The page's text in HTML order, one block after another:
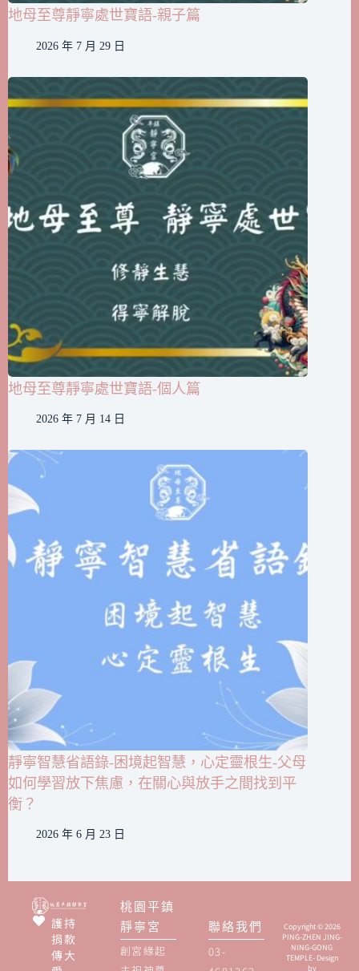
地母至尊靜寧處世寶語-親子篇
2026 年 7 月 29 日
地母至尊靜寧處世寶語-個人篇
2026 年 7 月 14 日
靜寧智慧省語錄-困境起智慧，心定靈根生-父母
如何學習放下焦慮，在關心與放手之間找到平
衡？
2026 年 6 月 23 日
護持
捐款
傳大
桃園平鎮
靜寧宮
創宮緣起
聯絡我們
03-
Copyright © 2026
PING-ZHEN JING-
NING-GONG
TEMPLE- Design
by